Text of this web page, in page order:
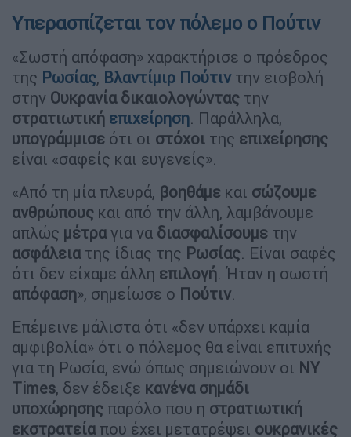
Yπερασπίζεται τον πόλεμο o Πούτιν
«Σωστή απόφαση» χαρακτήρισε ο πρόεδρος
της Ρωσίας, Βλαντίμιρ Πούτιν την εισβολή
στην Ουκρανία δικαιολογώντας την
στρατιωτική επιχείρηση. Παράλληλα,
υπογράμμισε ότι οι στόχοι της επιχείρησης
είναι «σαφείς και ευγενείς».
«Από τη μία πλευρά, βοηθάμε και σώζουμε
ανθρώπους και από την άλλη, λαμβάνουμε
απλώς μέτραγια να διασφαλίσουμε την
ασφάλειατης ίδιας της Ρωσίας. Είναι σαφές
ότι δεν είχαμε άλλη επιλογή. Ήταν η σωστή
απόφαση», σημείωσε ο Πούτιν.
Επέμεινε μάλιστα ότι «δεν υπάρχει καμία
αμφιβολία» ότι ο πόλεμος θα είναι επιτυχής
για τη Ρωσία, ενώ όπως σημειώνουν οι NY
Times, δεν έδειξε κανένα σημάδι
υποχώρησης παρόλο που η στρατιωτική
εκστρατείαπου έχει μετατρέψει ουκρανικές